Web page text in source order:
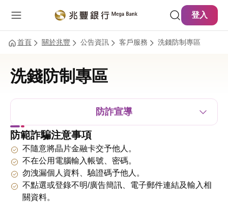
登入
首頁 關於兆豐 公告資訊 客戶服務 洗錢防制專區
洗錢防制專區
防詐宣導
防範詐騙注意事項
不隨意將晶片金融卡交予他人。
不在公用電腦輸入帳號、密碼。
勿洩漏個人資料、驗證碼予他人。
不點選或登錄不明/廣告簡訊、電子郵件連結及輸入相
關資料。